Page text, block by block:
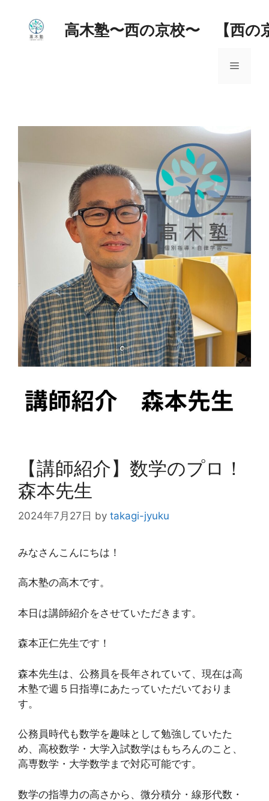
高木塾〜西の京校〜 【西の
メ
ュ
【講師紹介】数学のプロ！
森本先生
2024年7月27日 by takagi-jyuku
みなさんこんにちは！
高木塾の高木です。
本日は講師紹介をさせていただきます。
森本正仁先生です！
森本先生は、公務員を長年されていて、現在は高
木塾で週５日指導にあたっていただいておりま
す。
公務員時代も数学を趣味として勉強していたた
め、高校数学・大学入試数学はもちろんのこと、
高専数学・大学数学まで対応可能です。
数学の指導力の高さから、微分積分・線形代数・